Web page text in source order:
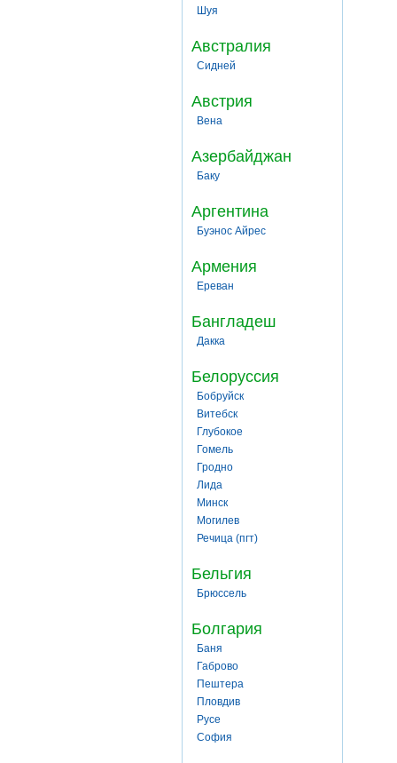
Шуя
Австралия
Сидней
Австрия
Вена
Азербайджан
Баку
Аргентина
Буэнос Айрес
Армения
Ереван
Бангладеш
Дакка
Белоруссия
Бобруйск
Витебск
Глубокое
Гомель
Гродно
Лида
Минск
Могилев
Речица (пгт)
Бельгия
Брюссель
Болгария
Баня
Габрово
Пештера
Пловдив
Русе
София